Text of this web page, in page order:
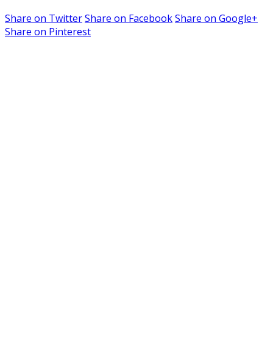
Share on TwitterShare on FacebookShare on Google+
Share on Pinterest